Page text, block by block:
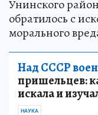
Унинского
обратилось с
морального
Над СССР
пришельцев:
искала и
НАУКА